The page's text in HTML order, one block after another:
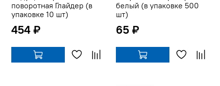
поворотная Глайдер (в
упаковке 10 шт)
454 ₽
белый (в упаковке 500
шт)
65 ₽